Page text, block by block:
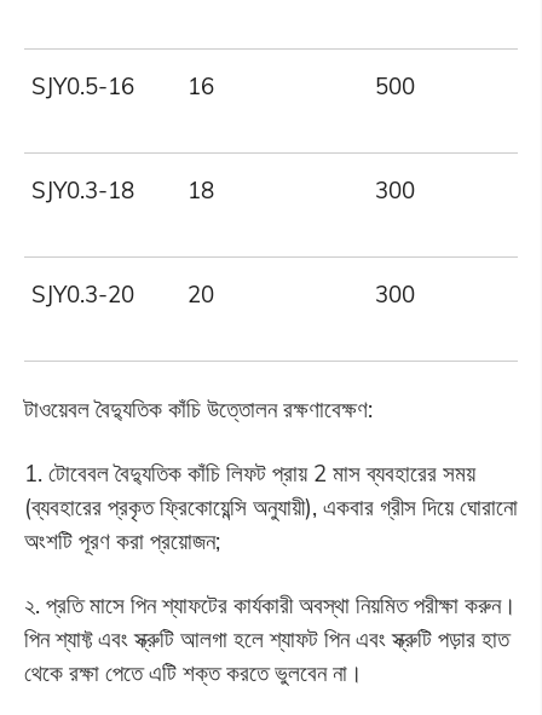
SJY0.5-16 16 500
SJY0.3-18 18 300
SJY0.3-20 20 300
টাওয়েবল বৈদ্যুতিক কাঁচি উত্তোলন রক্ষণাবেক্ষণ:
1. টোবেবল বৈদ্যুতিক কাঁচি লিফট প্রায় 2 মাস ব্যবহারের সময়
(ব্যবহারের প্রকৃত ফ্রিকোয়েন্সি অনুযায়ী), একবার গ্রীস দিয়ে ঘোরানো
অংশটি পূরণ করা প্রয়োজন;
২. প্রতি মাসে পিন শ্যাফটের কার্যকারী অবস্থা নিয়মিত পরীক্ষা করুন।
পিন শ্যাফ্ট এবং স্ক্রুটি আলগা হলে শ্যাফট পিন এবং স্ক্রুটি পড়ার হাত
থেকে রক্ষা পেতে এটি শক্ত করতে ভুলবেন না।